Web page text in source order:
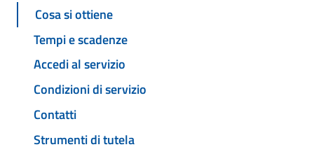
Cosa si ottiene
Tempi e scadenze
Accedi al servizio
Condizioni di servizio
Contatti
Strumenti di tutela